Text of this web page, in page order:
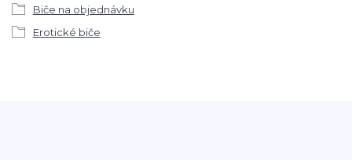
Biče na objednávku
Erotické biče